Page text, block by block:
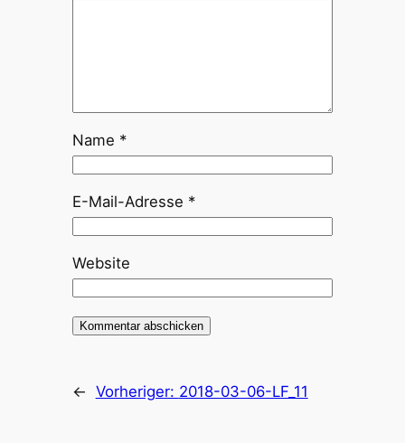
Name *
E-Mail-Adresse *
Website
← Vorheriger: 2018-03-06-LF_11